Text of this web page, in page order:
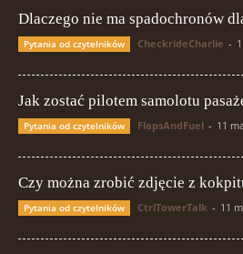
Dlaczego nie ma spadochronów
Pytania od czytelników CheckrideCharlie -
Jak zostać pilotem samolotu
Pytania od czytelników FlapsAndFuel - 11
Czy można zrobić zdjęcie z
Pytania od czytelników CtrlTowerTalk - 11